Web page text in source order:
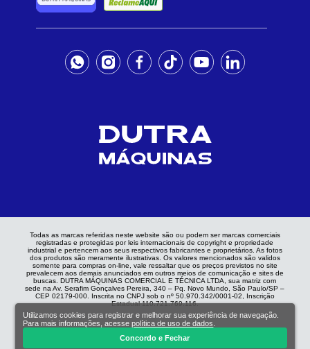
Todas as marcas referidas neste website são ou podem ser marcas comerciais
registradas e protegidas por leis internacionais de copyright e propriedade
industrial e pertencem aos seus respectivos fabricantes e proprietários. As fotos
dos produtos são meramente ilustrativas. Os valores mencionados são validos
somente para compras on-line, vale ressaltar que os preços previstos no site
prevalecem aos demais anunciados em outros meios de comunicação e sites de
buscas. DUTRA MÁQUINAS COMERCIAL E TÉCNICA LTDA, sua matriz com
sede na Av. Serafim Gonçalves Pereira, 340 – Pq. Novo Mundo, São Paulo/SP –
CEP 02179-000. Inscrita no CNPJ sob o nº 50.970.342/0001-02, Inscrição
Estadual 110.721.769.116.
Utilizamos cookies para registrar e melhorar sua experiência de navegação.
Para mais informações, acessepolítica de uso de dados
Concordo e Fechar